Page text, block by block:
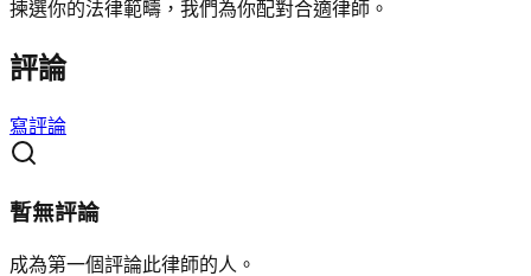
揀選你的法律範疇，我們為你配對合適律師。
評論
寫評論
暫無評論
成為第一個評論此律師的人。